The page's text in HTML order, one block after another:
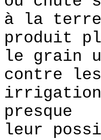
à la
produit
le grain
contre
irrigation
presque
leur